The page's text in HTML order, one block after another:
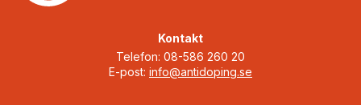
Kontakt
Telefon: 08-586 260 20
E-post: info@antidoping.se